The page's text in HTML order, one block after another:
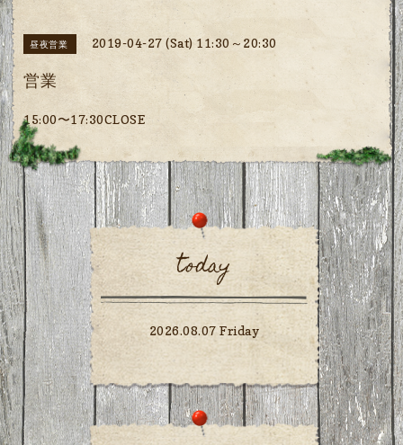
昼夜営業 2019-04-27 (Sat) 11:30～20:30
営業
15:00〜17:30CLOSE
today
2026.08.07 Friday